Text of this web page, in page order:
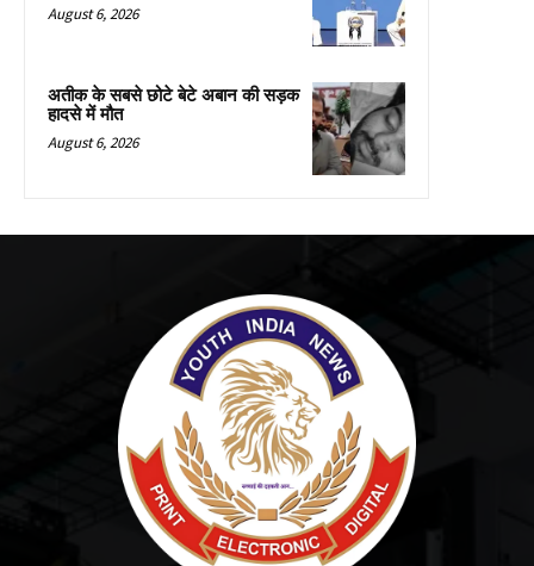
August 6, 2026
अतीक के सबसे छोटे बेटे अबान की सड़क
हादसे में मौत
August 6, 2026